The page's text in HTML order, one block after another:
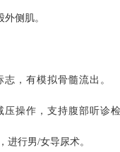
侧肌。
，有模拟骨髓流出。
操作，支持腹部听诊
进行男/女导尿术。